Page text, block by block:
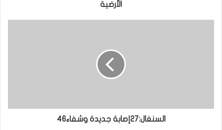
الأرضية
السنغال:27إصابة جديدة وشفاء46